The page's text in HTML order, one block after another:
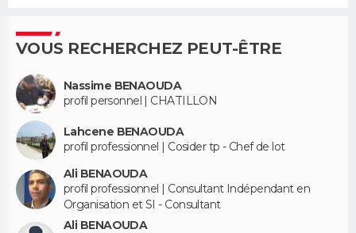
VOUS RECHERCHEZ PEUT-ÊTRE
Nassime BENAOUDA
profil personnel | CHATILLON
Lahcene BENAOUDA
profil professionnel | Cosider tp - Chef de lot
Ali BENAOUDA
profil professionnel | Consultant Indépendant en
Organisation et SI - Consultant
Ali BENAOUDA